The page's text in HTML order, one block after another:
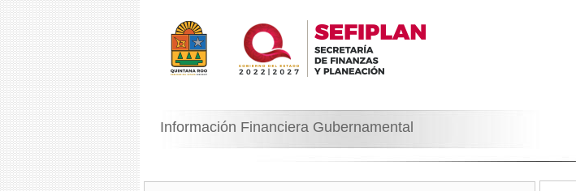
Información Financiera Gubernamental